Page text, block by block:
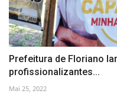
Prefeitura de Floriano
profissionalizantes...
Mai 25, 2022